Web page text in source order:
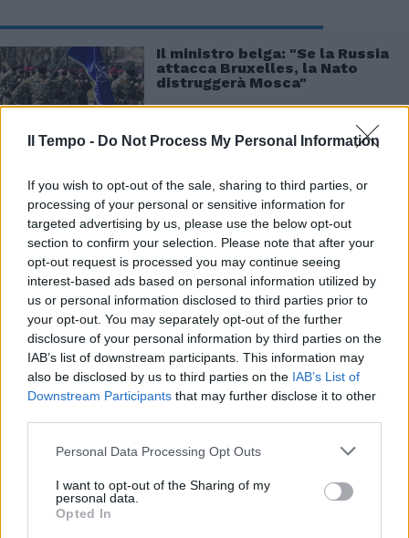
Il Tempo - Do Not Process My Personal Information
If you wish to opt-out of the sale, sharing to third parties, or
processing of your personal or sensitive information for
targeted advertising by us, please use the below opt-out
section to confirm your selection. Please note that after your
opt-out request is processed you may continue seeing
interest-based ads based on personal information utilized by
us or personal information disclosed to third parties prior to
your opt-out. You may separately opt-out of the further
disclosure of your personal information by third parties on the
IAB’s list of downstream participants. This information may
also be disclosed by us to third parties on the IAB’s List of
Downstream Participants that may further disclose it to other
Personal Data Processing Opt Outs
I want to opt-out of the Sharing of my
personal data.
Opted In
Il ministro belga: "Se la Russia
attacca Bruxelles, la Nato
distruggerà Mosca"
Soddisfatto anche il ministro della Cultura,
Alessandro Giuli: "Approvo la scelta del
Teatro Filarmonico di Verona - le sue parole -
che ha annullato l'esibizione di Ildar
Abdrazakov. Non si tratta principalmente
d'una questione di sicurezza, pur
importantissima: le arti e più in generale la
cultura russa, al pari delle altre, sono sempre
benvenute in Italia quando rappresentano un
strumento di propaganda al servizio di un
potere dispotico che non può e non deve
avere diritto di cittadinanza nel mondo libero".